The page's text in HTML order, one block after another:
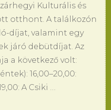
Kulturális és
otthont. A találkozón
díjat, valamint egy
járó debütdíjat. Az
a következő volt:
16,00–20,00:
A Csiki …